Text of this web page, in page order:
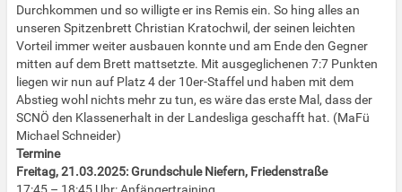
Durchkommen und so willigte er ins Remis ein. So hing alles an
unseren Spitzenbrett Christian Kratochwil, der seinen leichten
Vorteil immer weiter ausbauen konnte und am Ende den Gegner
mitten auf dem Brett mattsetzte. Mit ausgeglichenen 7:7 Punkten
liegen wir nun auf Platz 4 der 10er-Staffel und haben mit dem
Abstieg wohl nichts mehr zu tun, es wäre das erste Mal, dass der
SCNÖ den Klassenerhalt in der Landesliga geschafft hat. (MaFü
Michael Schneider)
Termine
Freitag, 21.03.2025: Grundschule Niefern, Friedenstraße